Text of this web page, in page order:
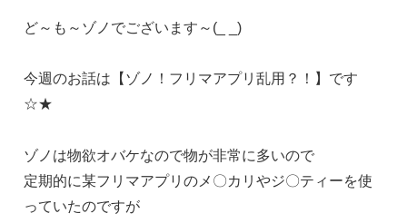
ど～も～ゾノでございます～(_ _)
今週のお話は【ゾノ！フリマアプリ乱用？！】です
☆★
ゾノは物欲オバケなので物が非常に多いので
定期的に某フリマアプリのメ〇カリやジ〇ティーを使
っていたのですが